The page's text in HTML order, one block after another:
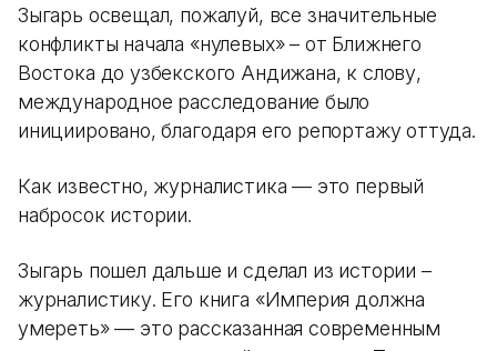
Зыгарь освещал, пожалуй, все значительные
конфликты начала «нулевых» – от Ближнего
Востока до узбекского Андижана, к слову,
международное расследование было
инициировано, благодаря его репортажу оттуда.
Как известно, журналистика — это первый
набросок истории.
Зыгарь пошел дальше и сделал из истории –
журналистику. Его книга «Империя должна
умереть» — это рассказанная современным